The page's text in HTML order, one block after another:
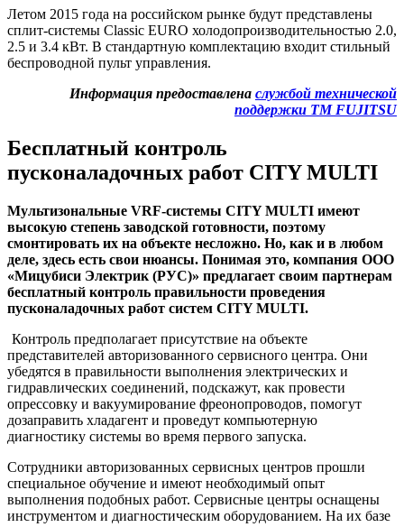
Летом 2015 года на российском рынке будут представлены
сплит-системы Classic EURO холодопроизводительностью 2.0,
2.5 и 3.4 кВт. В стандартную комплектацию входит стильный
беспроводной пульт управления.
Информация предоставлена службой технической
поддержки ТМ FUJITSU
Бесплатный контроль
пусконаладочных работ CITY MULTI
Мультизональные VRF-системы CITY MULTI имеют
высокую степень заводской готовности, поэтому
смонтировать их на объекте несложно. Но, как и в любом
деле, здесь есть свои нюансы. Понимая это, компания ООО
«Мицубиси Электрик (РУС)» предлагает своим партнерам
бесплатный контроль правильности проведения
пусконаладочных работ систем CITY MULTI.
Контроль предполагает присутствие на объекте
представителей авторизованного сервисного центра. Они
убедятся в правильности выполнения электрических и
гидравлических соединений, подскажут, как провести
опрессовку и вакуумирование фреонопроводов, помогут
дозаправить хладагент и проведут компьютерную
диагностику системы во время первого запуска.
Сотрудники авторизованных сервисных центров прошли
специальное обучение и имеют необходимый опыт
выполнения подобных работ. Сервисные центры оснащены
инструментом и диагностическим оборудованием. На их базе